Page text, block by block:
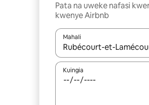
Pata na uweke nafasi
kwenye Airbnb
Mahali
Wakati matokeo
Kuingia